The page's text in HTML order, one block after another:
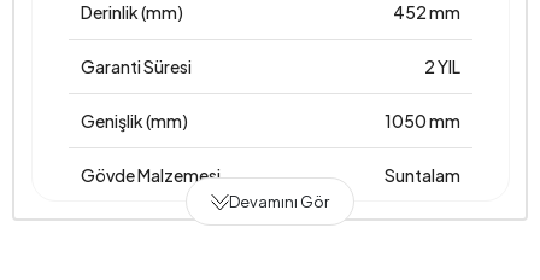
Derinlik (mm) 452 mm
Garanti Süresi 2 YIL
Genişlik (mm) 1050 mm
Gövde Malzemesi Suntalam
Devamını Gör